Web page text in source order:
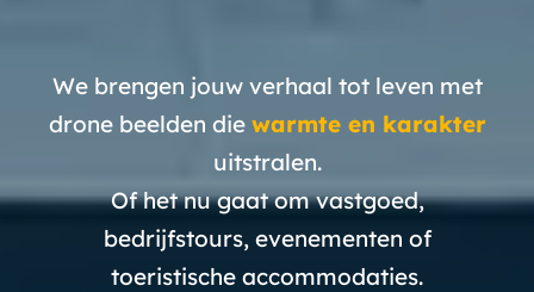
We brengen jouw verhaal tot leven met
drone beelden die warmte en karakter
uitstralen.
Of het nu gaat om vastgoed,
bedrijfstours, evenementen of
toeristische accommodaties.